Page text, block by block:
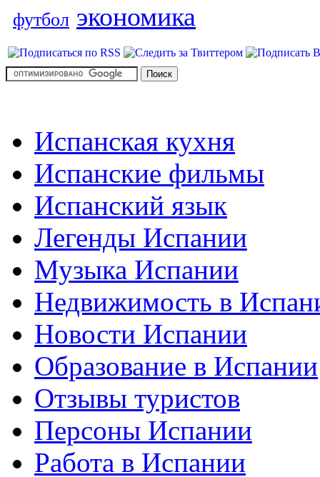
футбол экономика
Испанская кухня
Испанские фильмы
Испанский язык
Легенды Испании
Музыка Испании
Недвижимость в
Новости Испании
Образование в Испании
Отзывы туристов
Персоны Испании
Работа в Испании